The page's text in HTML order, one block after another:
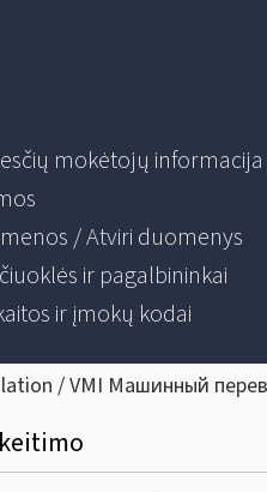
mokėtojų informacija
/ Atviri duomenys
ir pagalbininkai
ir įmokų kodai
/ VMI Машинный